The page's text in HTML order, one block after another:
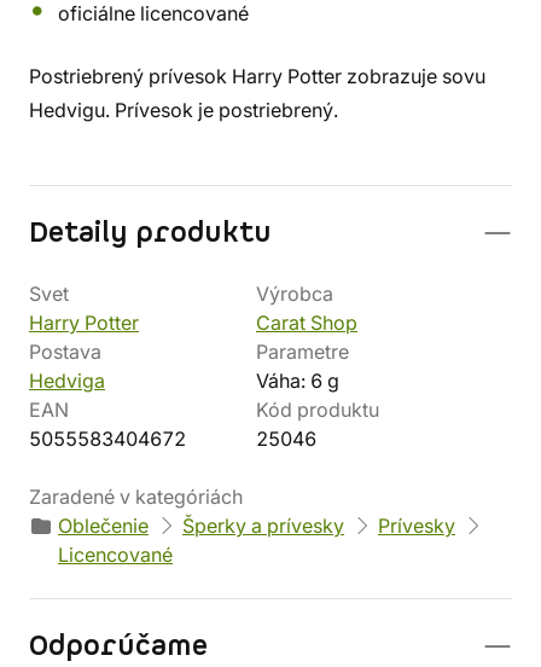
oficiálne licencované
Postriebrený prívesok Harry Potter zobrazuje sovu
Hedvigu. Prívesok je postriebrený.
Detaily produktu
Svet
Harry Potter
Výrobca
Carat Shop
Postava
Hedviga
Parametre
Váha: 6 g
EAN
5055583404672
Kód produktu
25046
Zaradené v kategóriách
Oblečenie
Šperky a prívesky
Prívesky
Licencované
Odporúčame